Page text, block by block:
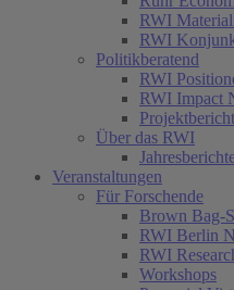
RWI
RWI
Politikberatend
RWI
RWI Impact
Über das RWI
Veranstaltungen
Für Forschende
Brown Bag-
RWI Berlin
RWI
Workshops